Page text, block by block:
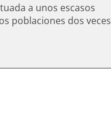
a unos escasos
poblaciones dos veces